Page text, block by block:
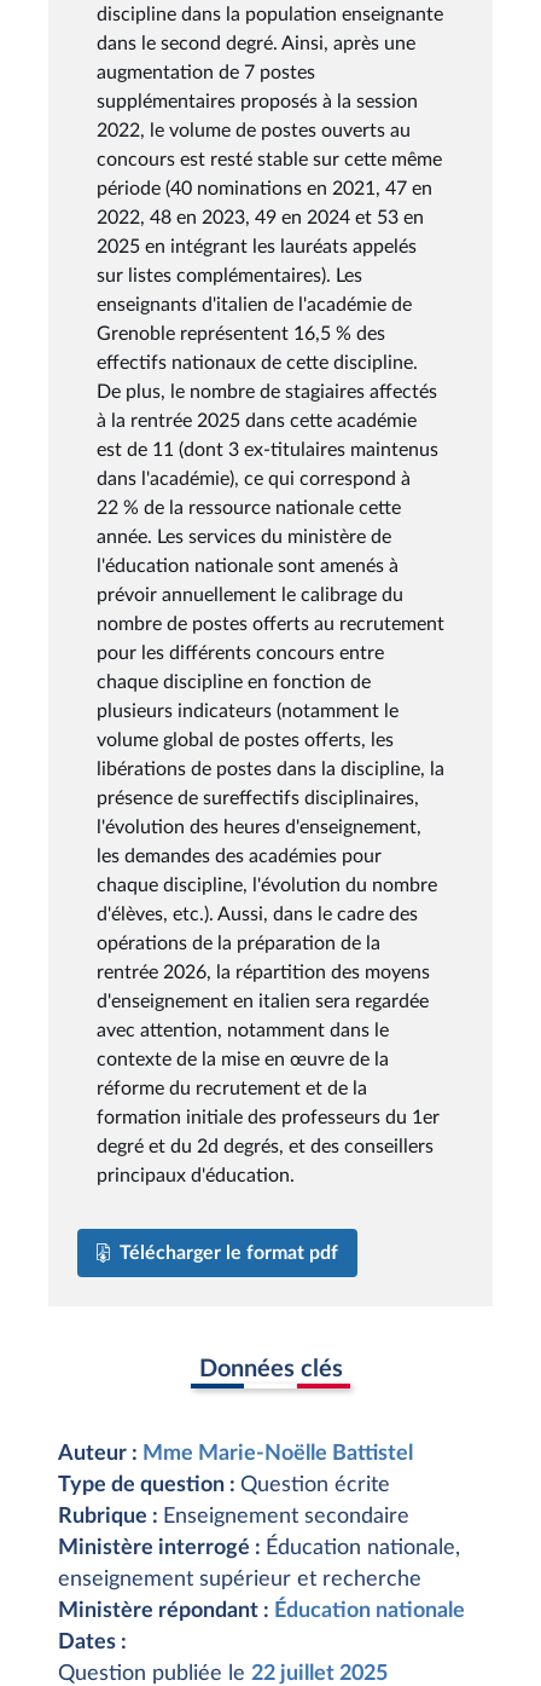
discipline dans la population enseignante
dans le second degré. Ainsi, après une
augmentation de 7 postes
supplémentaires proposés à la session
2022, le volume de postes ouverts au
concours est resté stable sur cette même
période (40 nominations en 2021, 47 en
2022, 48 en 2023, 49 en 2024 et 53 en
2025 en intégrant les lauréats appelés
sur listes complémentaires). Les
enseignants d'italien de l'académie de
Grenoble représentent 16,5 % des
effectifs nationaux de cette discipline.
De plus, le nombre de stagiaires affectés
à la rentrée 2025 dans cette académie
est de 11 (dont 3 ex-titulaires maintenus
dans l'académie), ce qui correspond à
22 % de la ressource nationale cette
année. Les services du ministère de
l'éducation nationale sont amenés à
prévoir annuellement le calibrage du
nombre de postes offerts au recrutement
pour les différents concours entre
chaque discipline en fonction de
plusieurs indicateurs (notamment le
volume global de postes offerts, les
libérations de postes dans la discipline, la
présence de sureffectifs disciplinaires,
l'évolution des heures d'enseignement,
les demandes des académies pour
chaque discipline, l'évolution du nombre
d'élèves, etc.). Aussi, dans le cadre des
opérations de la préparation de la
rentrée 2026, la répartition des moyens
d'enseignement en italien sera regardée
avec attention, notamment dans le
contexte de la mise en œuvre de la
réforme du recrutement et de la
formation initiale des professeurs du 1er
degré et du 2d degrés, et des conseillers
principaux d'éducation.
Télécharger le format pdf
Données clés
Auteur : Mme Marie-Noëlle Battistel
Type de question : Question écrite
Rubrique : Enseignement secondaire
Ministère interrogé : Éducation nationale,
enseignement supérieur et recherche
Ministère répondant : Éducation nationale
Dates :
Question publiée le 22 juillet 2025